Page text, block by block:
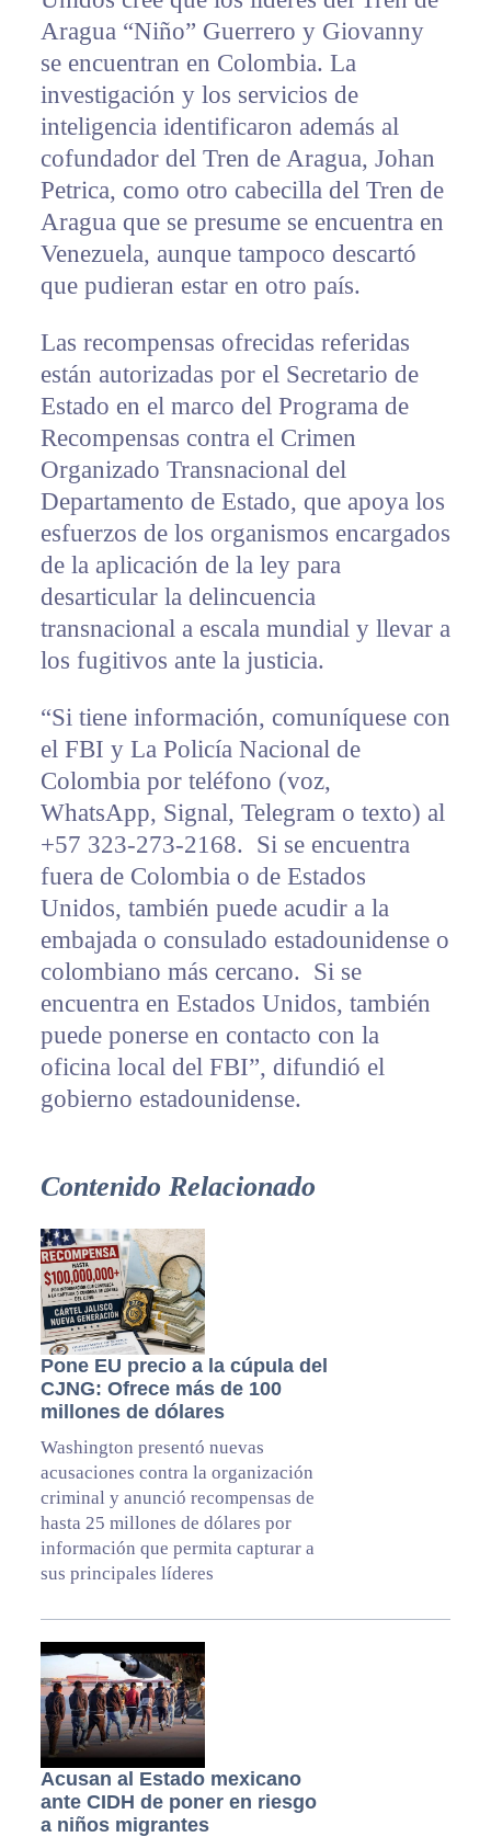
Aragua “Niño” Guerrero y Giovanny
se encuentran en Colombia. La
investigación y los servicios de
inteligencia identificaron además al
cofundador del Tren de Aragua, Johan
Petrica, como otro cabecilla del Tren de
Aragua que se presume se encuentra en
Venezuela, aunque tampoco descartó
que pudieran estar en otro país.
Las recompensas ofrecidas referidas
están autorizadas por el Secretario de
Estado en el marco del Programa de
Recompensas contra el Crimen
Organizado Transnacional del
Departamento de Estado, que apoya los
esfuerzos de los organismos encargados
de la aplicación de la ley para
desarticular la delincuencia
transnacional a escala mundial y llevar a
los fugitivos ante la justicia.
“Si tiene información, comuníquese con
el FBI y La Policía Nacional de
Colombia por teléfono (voz,
WhatsApp, Signal, Telegram o texto) al
+57 323-273-2168. Si se encuentra
fuera de Colombia o de Estados
Unidos, también puede acudir a la
embajada o consulado estadounidense o
colombiano más cercano. Si se
encuentra en Estados Unidos, también
puede ponerse en contacto con la
oficina local del FBI”, difundió el
gobierno estadounidense.
Contenido Relacionado
Pone EU precio a la cúpula del
CJNG: Ofrece más de 100
millones de dólares
Washington presentó nuevas
acusaciones contra la organización
criminal y anunció recompensas de
hasta 25 millones de dólares por
información que permita capturar a
sus principales líderes
Acusan al Estado mexicano
ante CIDH de poner en riesgo
a niños migrantes